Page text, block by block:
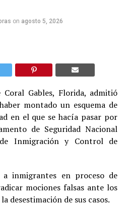
on agosto 5, 2026
Gables, Florida, admitió
montado un esquema de
en el que se hacía pasar por
de Seguridad Nacional
Inmigración y Control de
inmigrantes en proceso de
mociones falsas ante los
desestimación de sus casos.